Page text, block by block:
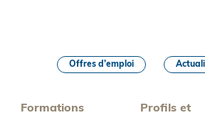
Formations
Profils et
Offres d’emploi